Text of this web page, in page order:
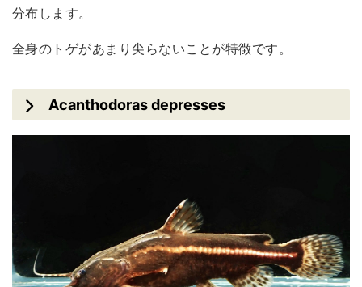
分布します。
全身のトゲがあまり尖らないことが特徴です。
Acanthodoras depresses